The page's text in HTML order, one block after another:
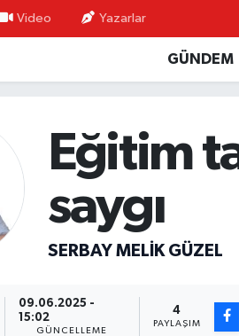
Video Yazarlar
GÜNDEM
Eğitim
saygı
SERBAY MELIK GÜZEL
09.06.2025 -
15:02
GÜNCELLEME
4
PAYLAŞIM
Fikstür